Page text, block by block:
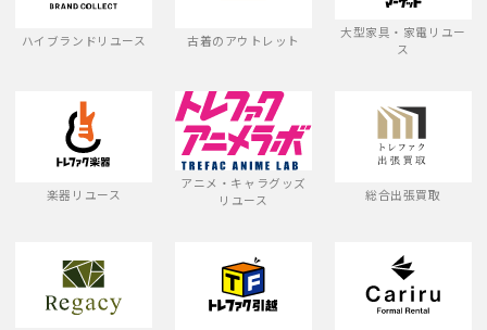
ハイブランドリユース 古着のアウトレット
大型家具・家電リユー
ス
楽器リユース
アニメ・キャラグッズ
リユース
総合出張買取